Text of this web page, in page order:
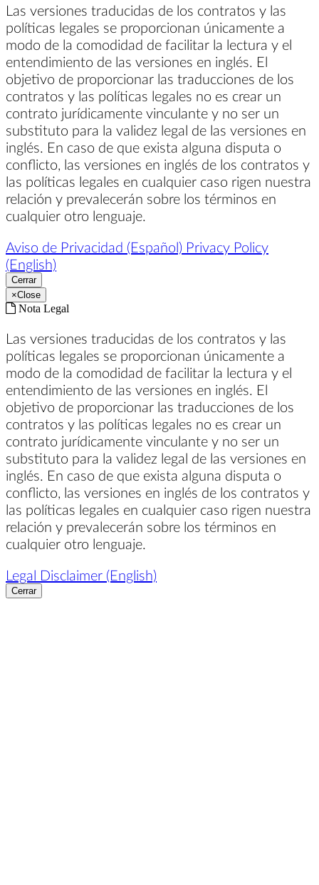
Las versiones traducidas de los contratos y las
políticas legales se proporcionan únicamente a
modo de la comodidad de facilitar la lectura y el
entendimiento de las versiones en inglés. El
objetivo de proporcionar las traducciones de los
contratos y las políticas legales no es crear un
contrato jurídicamente vinculante y no ser un
substituto para la validez legal de las versiones en
inglés. En caso de que exista alguna disputa o
conflicto, las versiones en inglés de los contratos y
las políticas legales en cualquier caso rigen nuestra
relación y prevalecerán sobre los términos en
cualquier otro lenguaje.
Aviso de Privacidad (Español) Privacy Policy
(English)
Cerrar
×Close
Nota Legal
Las versiones traducidas de los contratos y las
políticas legales se proporcionan únicamente a
modo de la comodidad de facilitar la lectura y el
entendimiento de las versiones en inglés. El
objetivo de proporcionar las traducciones de los
contratos y las políticas legales no es crear un
contrato jurídicamente vinculante y no ser un
substituto para la validez legal de las versiones en
inglés. En caso de que exista alguna disputa o
conflicto, las versiones en inglés de los contratos y
las políticas legales en cualquier caso rigen nuestra
relación y prevalecerán sobre los términos en
cualquier otro lenguaje.
Legal Disclaimer (English)
Cerrar